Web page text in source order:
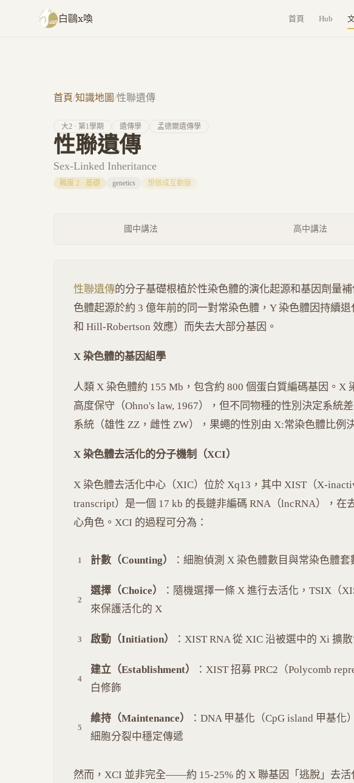
跳至主要內容
白鷗x喚 首頁 Hub
首頁/知識地圖/性聯遺傳
大2 · 第1學期 遺傳學 孟德爾遺傳學
性聯遺傳
Sex-Linked Inheritance
難度 2 · 基礎 genetics 想做成互動版
國中講法 高中講法
性聯遺傳的分子基礎根植於性染色體的演化起源和基因劑量
色體起源於約 3 億年前的同一對常染色體，Y 染色體因持續退
和 Hill-Robertson 效應）而失去大部分基因。
X 染色體的基因組學
人類 X 染色體約 155 Mb，包含約 800 個蛋白質編碼基因。X
高度保守（Ohno's law, 1967），但不同物種的性別決定系統
系統（雄性 ZZ，雌性 ZW），果蠅的性別由 X:常染色體比例
X 染色體去活化的分子機制（XCI）
X 染色體去活化中心（XIC）位於 Xq13，其中 XIST（X-
transcript）是一個 17 kb 的長鏈非編碼 RNA（lncRNA），在
心角色。XCI 的過程可分為：
計數（Counting） ：細胞偵測 X 染色體數目與常染色體套
選擇（Choice）
：隨機選擇一條 X 進行去活化，TSIX（
來保護活化的 X
啟動（Initiation） ：XIST RNA 從 XIC 沿被選中的 Xi 擴
建立（Establishment）
：XIST 招募 PRC2（Polycomb
白修飾
維持（Maintenance）
：DNA 甲基化（CpG island 甲基
細胞分裂中穩定傳遞
然而，XCI 並非完全——約 15-25% 的 X 聯基因「逃脫」去活